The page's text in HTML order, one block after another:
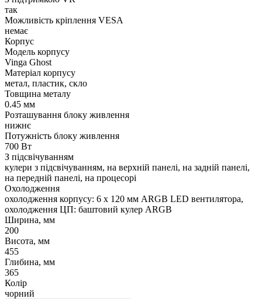
так
Можливість кріплення VESA
немає
Корпус
Модель корпусу
Vinga Ghost
Матеріал корпусу
метал, пластик, скло
Товщина металу
0.45 мм
Розташування блоку живлення
нижнє
Потужність блоку живлення
700 Вт
З підсвічуванням
кулери з підсвічуванням, на верхній панелі, на задній панелі,
на передній панелі, на процесорі
Охолодження
охолодження корпусу: 6 x 120 мм ARGB LED вентилятора,
охолодження ЦП: баштовий кулер ARGB
Ширина, мм
200
Висота, мм
455
Глибина, мм
365
Колір
чорний